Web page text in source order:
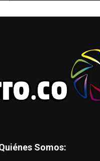
Somos: